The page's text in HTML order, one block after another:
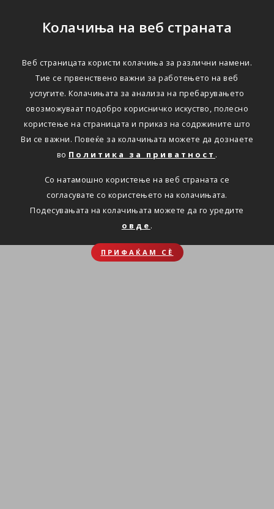
Колачиња на веб страната
Веб страницата користи колачиња за различни намени.
Тие се првенствено важни за работењето на веб
услугите. Колачињата за анализа на пребарувањето
овозможуваат подобро корисничко искуство, полесно
користење на страницата и приказ на содржините што
Ви се важни. Повеќе за колачињата можете да дознаете
во Политика за приватност .
Со натамошно користење на веб страната се
согласувате со користењето на колачињата.
Подесувањата на колачињата можете да го уредите
овде .
ПРИФАЌАМ СЀ